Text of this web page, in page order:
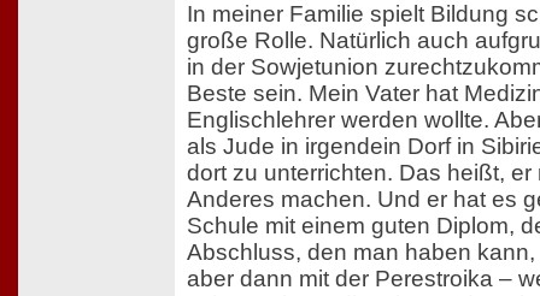
In meiner Familie spielt Bildung
große Rolle. Natürlich auch
in der Sowjetunion
Beste sein. Mein Vater hat
Englischlehrer werden wollte.
als Jude in irgendein Dorf in
dort zu unterrichten. Das heißt, er
Anderes machen. Und er hat es
Schule mit einem guten Diplom,
Abschluss, den man haben
aber dann mit der Perestroika –